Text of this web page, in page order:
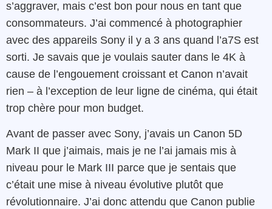
s’aggraver, mais c’est bon pour nous en tant que
consommateurs. J’ai commencé à photographier
avec des appareils Sony il y a 3 ans quand l’a7S est
sorti. Je savais que je voulais sauter dans le 4K à
cause de l’engouement croissant et Canon n’avait
rien – à l’exception de leur ligne de cinéma, qui était
trop chère pour mon budget.
Avant de passer avec Sony, j’avais un Canon 5D
Mark II que j’aimais, mais je ne l’ai jamais mis à
niveau pour le Mark III parce que je sentais que
c’était une mise à niveau évolutive plutôt que
révolutionnaire. J’ai donc attendu que Canon publie